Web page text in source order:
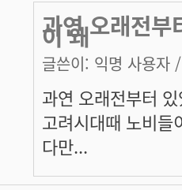
과연 오래전부
이 왜
글쓴이: 익명 사용자
과연 오래전부터
고려시대때 노비들
다만...